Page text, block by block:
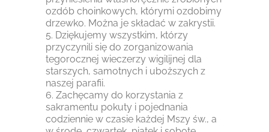
ozdób choinkowych, którymi ozdobimy
drzewko. Można je składać w zakrystii.
5. Dziękujemy wszystkim, którzy
przyczynili się do zorganizowania
tegorocznej wieczerzy wigilijnej dla
starszych, samotnych i uboższych z
naszej parafii.
6. Zachęcamy do korzystania z
sakramentu pokuty i pojednania
codziennie w czasie każdej Mszy św., a